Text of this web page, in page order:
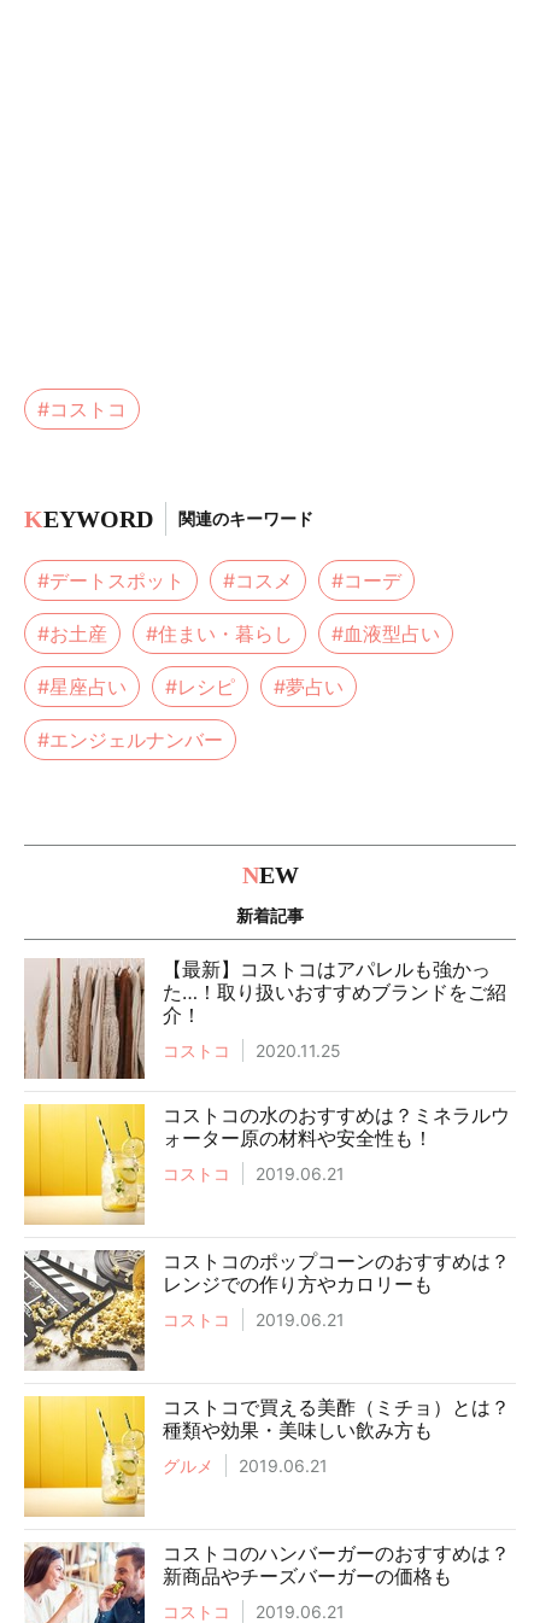
#コストコ
KEYWORD 関連のキーワード
#デートスポット #コスメ #コーデ
#お土産 #住まい・暮らし #血液型占い
#星座占い #レシピ #夢占い
#エンジェルナンバー
NEW
新着記事
【最新】コストコはアパレルも強かっ
た…！取り扱いおすすめブランドをご紹
介！
コストコ 2020.11.25
コストコの水のおすすめは？ミネラルウ
ォーター原の材料や安全性も！
コストコ 2019.06.21
コストコのポップコーンのおすすめは？
レンジでの作り方やカロリーも
コストコ 2019.06.21
コストコで買える美酢（ミチョ）とは？
種類や効果・美味しい飲み方も
グルメ 2019.06.21
コストコのハンバーガーのおすすめは？
新商品やチーズバーガーの価格も
コストコ 2019.06.21